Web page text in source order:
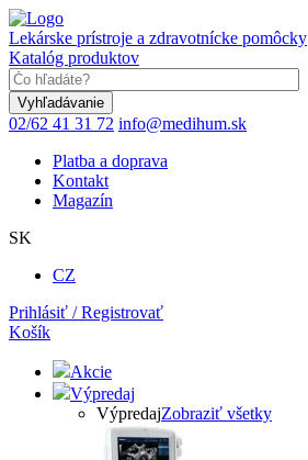
Skočiť
na
hlavný
obsah
Lekárske prístroje a zdravotnícke pomôcky
Katalóg produktov
02/62 41 31 72 info@medihum.sk
Platba a doprava
Kontakt
Magazín
SK
CZ
Prihlásiť / Registrovať
Košík
Akcie
Výpredaj
VýpredajZobraziť všetky